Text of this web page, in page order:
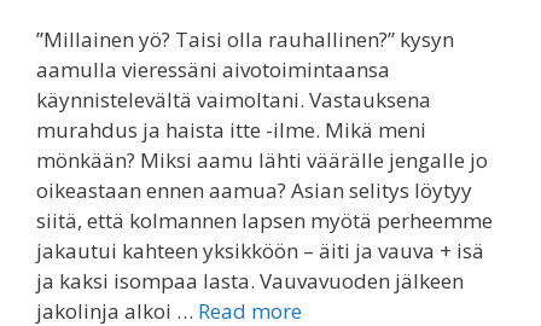
”Millainen yö? Taisi olla rauhallinen?” kysyn
aamulla vieressäni aivotoimintaansa
käynnistelevältä vaimoltani. Vastauksena
murahdus ja haista itte -ilme. Mikä meni
mönkään? Miksi aamu lähti väärälle jengalle jo
oikeastaan ennen aamua? Asian selitys löytyy
siitä, että kolmannen lapsen myötä perheemme
jakautui kahteen yksikköön – äiti ja vauva + isä
ja kaksi isompaa lasta. Vauvavuoden jälkeen
jakolinja alkoi … Read more